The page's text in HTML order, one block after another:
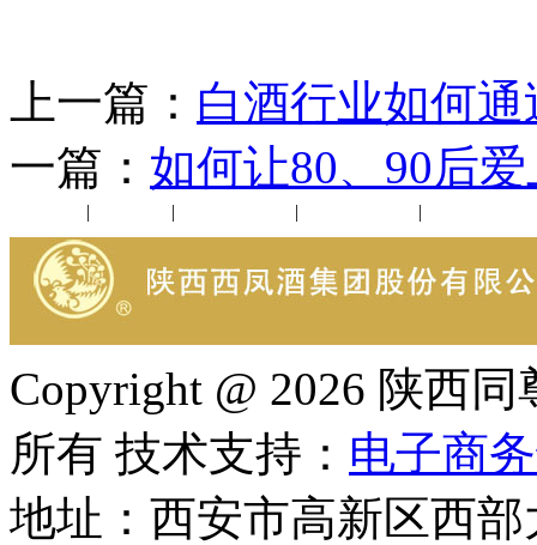
上一篇： 白酒行业如何
一篇： 如何让80、90后
| | | |
Copyright @ 2026 陕西
所有 技术支持： 电子商
地址：西安市高新区西